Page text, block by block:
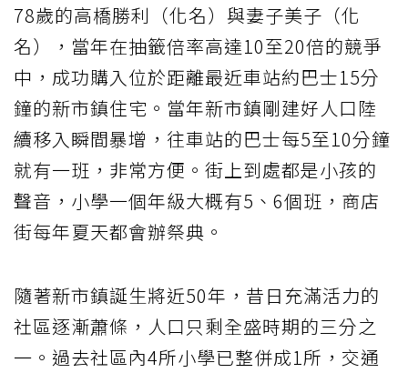
78歲的高橋勝利（化名）與妻子美子（化
名），當年在抽籤倍率高達10至20倍的競爭
中，成功購入位於距離最近車站約巴士15分
鐘的新市鎮住宅。當年新市鎮剛建好人口陸
續移入瞬間暴增，往車站的巴士每5至10分鐘
就有一班，非常方便。街上到處都是小孩的
聲音，小學一個年級大概有5、6個班，商店
街每年夏天都會辦祭典。
隨著新市鎮誕生將近50年，昔日充滿活力的
社區逐漸蕭條，人口只剩全盛時期的三分之
一。過去社區內4所小學已整併成1所，交通